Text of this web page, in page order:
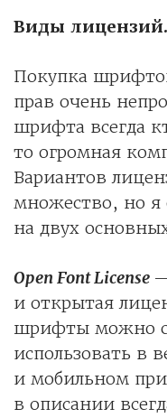
Виды лицензий.
Покупка
прав очень
шрифта всегда
то огромная
Вариантов
множество, но я
на двух
Open Font License
и открытая
шрифты можно
использовать в
и мобильном
в описании